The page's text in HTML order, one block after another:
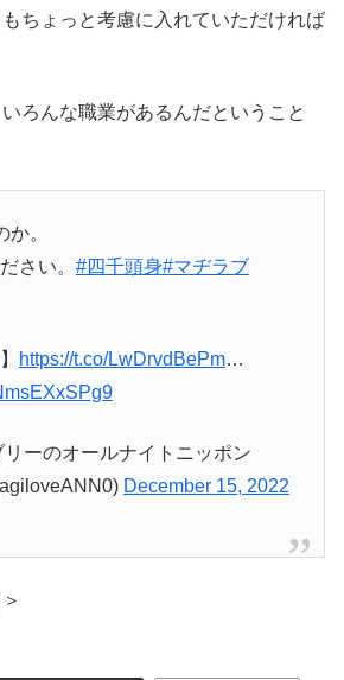
ちょっと考慮に入れていただければ
いろんな職業があるんだということ
。
さい。 #四千頭身#マヂラブ
https://t.co/LwDrvdBePm…
ーのオールナイトニッポン
December 15, 2022